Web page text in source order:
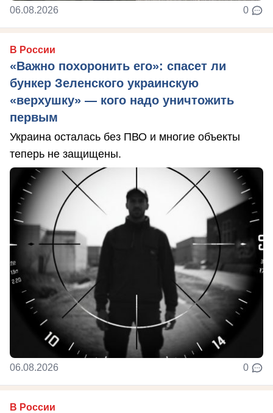
06.08.2026 0
В России
«Важно похоронить его»: спасет ли
бункер Зеленского украинскую
«верхушку» — кого надо уничтожить
первым
Украина осталась без ПВО и многие объекты
теперь не защищены.
06.08.2026 0
В России